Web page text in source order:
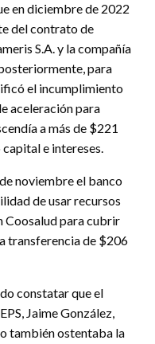
en diciembre de 2022
del contrato de
S.A. y la compañía
para
el incumplimiento
aceleración para
a más de $221
e intereses.
noviembre el banco
de usar recursos
Coosalud para cubrir
transferencia de $206
constatar que el
Jaime González,
también ostentaba la